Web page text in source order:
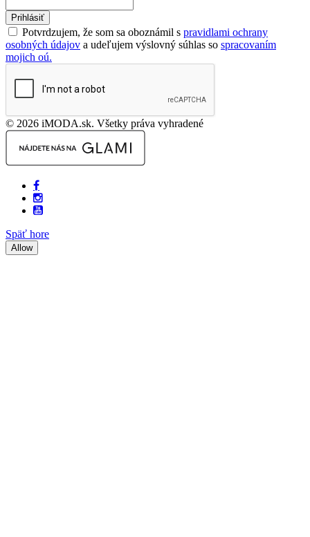
Prihlásiť
Potvrdzujem, že som sa oboznámil s pravidlami ochrany
osobných údajov a udeľujem výslovný súhlas so spracovaním
mojich oú.
© 2026 iMODA.sk. Všetky práva vyhradené
Späť hore
Allow